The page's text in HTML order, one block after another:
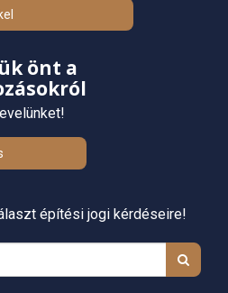
önt a
építési jogi kérdéseire!